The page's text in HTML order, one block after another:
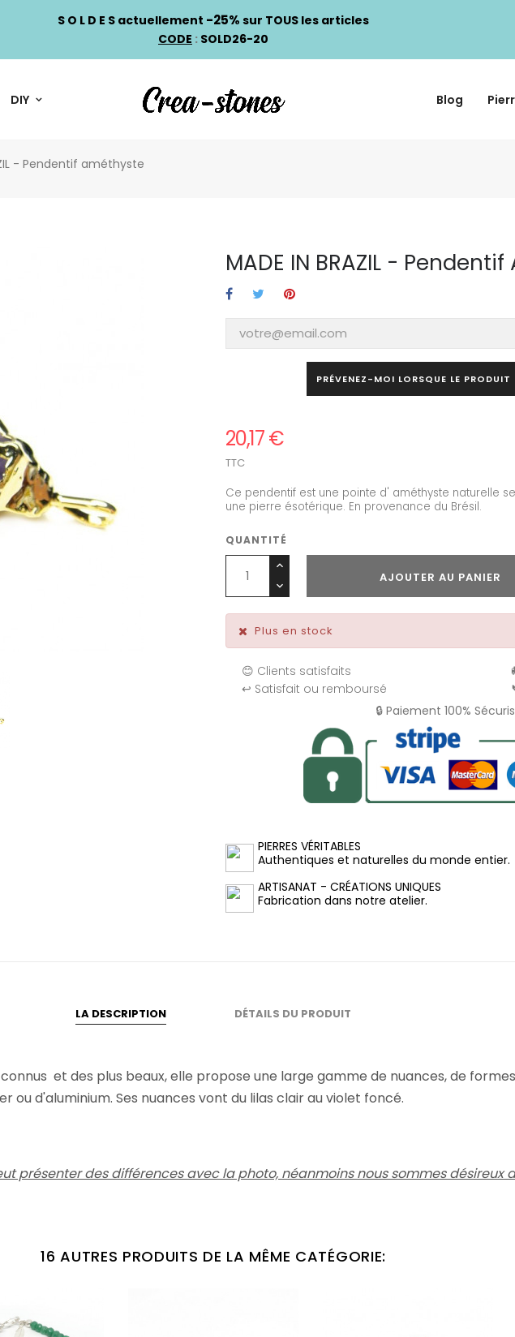
S O L D E S actuellement -25% sur TOUS les articles
CODE : SOLD26-20
DIY Blog
- Pendentif améthyste
MADE IN BRAZIL -
PRÉVENEZ-MOI LORSQUE LE PRODUIT
20,17 €
TTC
Ce pendentif est une pointe d' améthyste naturelle
une pierre ésotérique. En provenance du Brésil.
QUANTITÉ
AJOUTER AU PANIER
Plus en stock
😊 Clients satisfaits
↩️ Satisfait ou remboursé
🔒 Paiement 100%
PIERRES VÉRITABLES
Authentiques et naturelles du monde entier.
ARTISANAT - CRÉATIONS UNIQUES
Fabrication dans notre atelier.
LA DESCRIPTION DÉTAILS DU PRODUIT
et des plus beaux, elle propose une large gamme de nuances, de
d'aluminium. Ses nuances vont du lilas clair au violet foncé.
présenter des différences avec la photo, néanmoins nous sommes désireux
16 AUTRES PRODUITS DE LA MÊME CATÉGORIE: